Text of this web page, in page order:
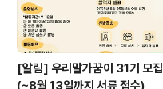
[알림] 우리말가꿈이 31기 모집
(~8월 13일까지 서류 접수)